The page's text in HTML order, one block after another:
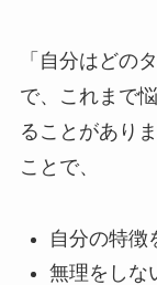
「自分はどの
で、これまで
ることがあり
ことで、
自分の特徴
無理をしな